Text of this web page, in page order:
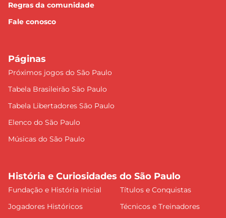
Regras da comunidade
Fale conosco
Páginas
Próximos jogos do São Paulo
Tabela Brasileirão São Paulo
Tabela Libertadores São Paulo
Elenco do São Paulo
Músicas do São Paulo
História e Curiosidades do São Paulo
Fundação e História Inicial
Títulos e Conquistas
Jogadores Históricos
Técnicos e Treinadores